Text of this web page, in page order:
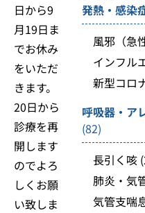
日から9
月19日ま
でお休み
をいただ
きます。
20日から
診療を再
開します
のでよろ
しくお願
い致しま
発熱・感染
風邪（急
インフル
新型コロ
呼吸器・ア
(82)
長引く咳
肺炎・気
気管支喘